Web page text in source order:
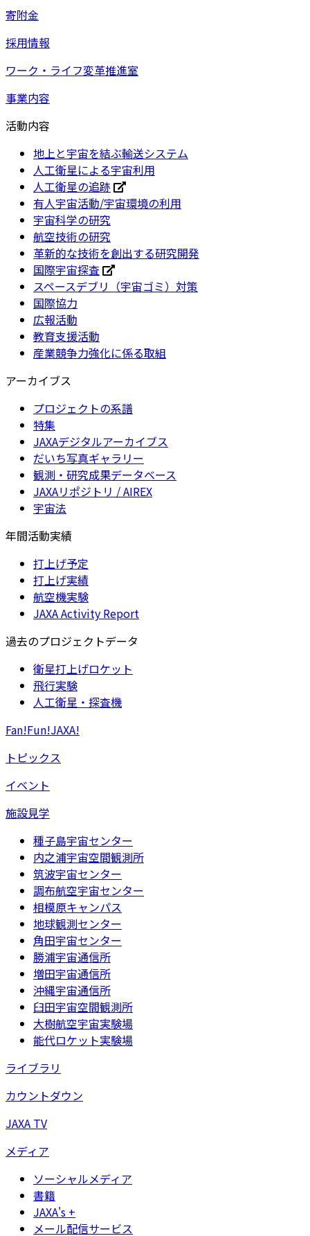
寄附金
採用情報
ワーク・ライフ変革推進室
事業内容
活動内容
地上と宇宙を結ぶ輸送システム
人工衛星による宇宙利用
人工衛星の追跡
有人宇宙活動/宇宙環境の利用
宇宙科学の研究
航空技術の研究
革新的な技術を創出する研究開発
国際宇宙探査
スペースデブリ（宇宙ゴミ）対策
国際協力
広報活動
教育支援活動
産業競争力強化に係る取組
アーカイブス
プロジェクトの系譜
特集
JAXAデジタルアーカイブス
だいち写真ギャラリー
観測・研究成果データベース
JAXAリポジトリ / AIREX
宇宙法
年間活動実績
打上げ予定
打上げ実績
航空機実験
JAXA Activity Report
過去のプロジェクトデータ
衛星打上げロケット
飛行実験
人工衛星・探査機
Fan!Fun!JAXA!
トピックス
イベント
施設見学
種子島宇宙センター
内之浦宇宙空間観測所
筑波宇宙センター
調布航空宇宙センター
相模原キャンパス
地球観測センター
角田宇宙センター
勝浦宇宙通信所
増田宇宙通信所
沖縄宇宙通信所
臼田宇宙空間観測所
大樹航空宇宙実験場
能代ロケット実験場
ライブラリ
カウントダウン
JAXA TV
メディア
ソーシャルメディア
書籍
JAXA's +
メール配信サービス